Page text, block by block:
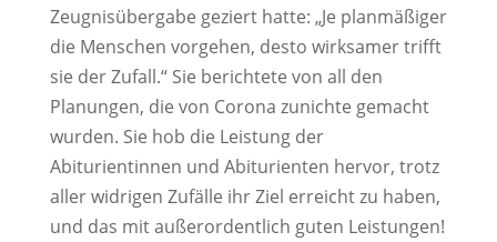
Zeugnisübergabe geziert hatte: „Je planmäßiger
die Menschen vorgehen, desto wirksamer trifft
sie der Zufall.“ Sie berichtete von all den
Planungen, die von Corona zunichte gemacht
wurden. Sie hob die Leistung der
Abiturientinnen und Abiturienten hervor, trotz
aller widrigen Zufälle ihr Ziel erreicht zu haben,
und das mit außerordentlich guten Leistungen!